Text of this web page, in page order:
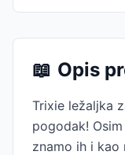
📖 Opis
Trixie ležaljka
pogodak!
znamo ih i kao